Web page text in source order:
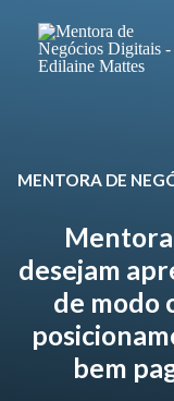
MENTORA DE
desejam
de modo
bem